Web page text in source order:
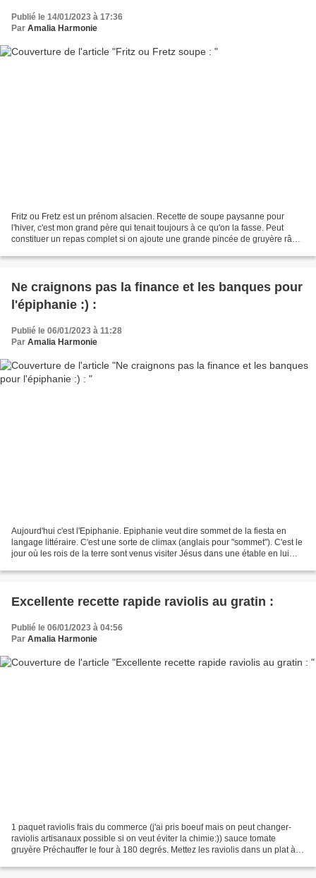
Publié le 14/01/2023 à 17:36
Par Amalia Harmonie
Fritz ou Fretz est un prénom alsacien. Recette de soupe paysanne pour
l'hiver, c'est mon grand père qui tenait toujours à ce qu'on la fasse. Peut
constituer un repas complet si on ajoute une grande pincée de gruyère râpé
Ne craignons pas la finance et les banques pour
l'épiphanie :) :
Publié le 06/01/2023 à 11:28
Par Amalia Harmonie
Aujourd'hui c'est l'Epiphanie. Epiphanie veut dire sommet de la fiesta en
langage littéraire. C'est une sorte de climax (anglais pour "sommet"). C'est le
jour où les rois de la terre sont venus visiter Jésus dans une étable en lui
Excellente recette rapide raviolis au gratin :
Publié le 06/01/2023 à 04:56
Par Amalia Harmonie
1 paquet raviolis frais du commerce (j'ai pris boeuf mais on peut changer-
raviolis artisanaux possible si on veut éviter la chimie:)) sauce tomate
gruyère Préchauffer le four à 180 degrés. Mettez les raviolis dans un plat à